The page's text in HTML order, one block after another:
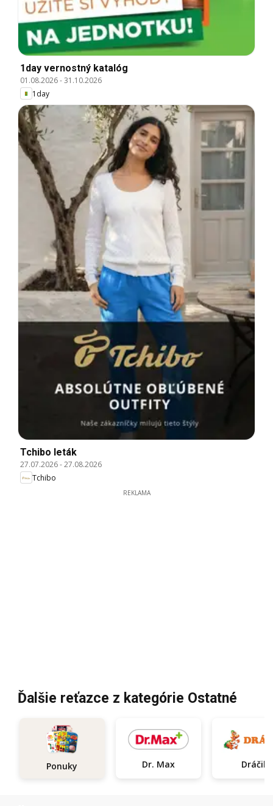
1day vernostný katalóg
01.08.2026-31.10.2026
1day
Tchibo leták
27.07.2026-27.08.2026
Tchibo
REKLAMA
Ďalšie reťazce z kategórie Ostatné
Ponuky Dr. Max Dráčik